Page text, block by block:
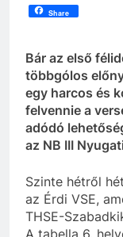
Share
Bár az első
többgólos
egy harcos és
felvennie a
adódó
az NB III
Szinte hétről
az Érdi VSE,
THSE-
A tabella 6.